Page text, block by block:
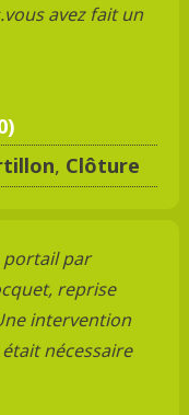
avez fait un
, Clôture
portail par
reprise
intervention
nécessaire